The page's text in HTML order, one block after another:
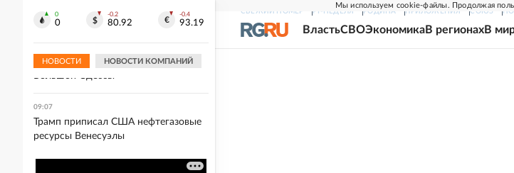
Мы используем cookie-файлы. Продолжая
СВЕЖИЙ НОМЕР РГ-НЕДЕЛЯ РОДИНА ПРИЛОЖЕНИЯ СОЮЗ
ВластьСВОЭкономикаВ регионахВ
0
0
-0.2
80.92
-0.4
93.19
НОВОСТИ НОВОСТИ КОМПАНИЙ
ворота" Украины ударами по портам
Большой Одессы
09:07
Трамп приписал США нефтегазовые
ресурсы Венесуэлы